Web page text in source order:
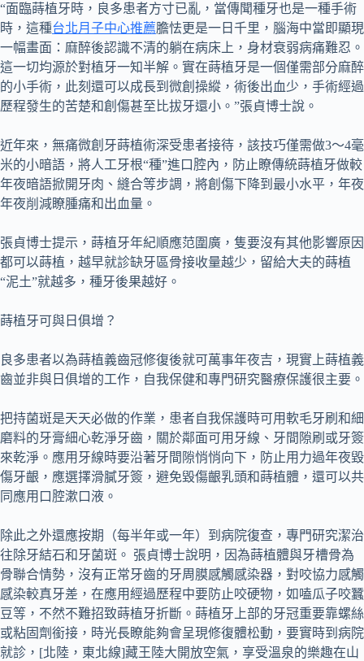
“面臨蒔植牙時，良多患者方寸已亂，當傳聞種牙也是一種手術
時，這種台北月子中心推薦膽怯更是一日千里，腦海中當即顯現
一幅畫面：麻醉後認識不清的躺在病床上，身材衰弱病痛難忍。
這一切均源於對植牙一知半解。實在蒔植牙是一個僅需部分麻醉
的小手術，此刻還可以成長到微創操縱，術後出血少，手術經過
歷程發生的苦楚和創傷甚至比拔牙還小。”張貞博士說。
近年來，無痛微創牙蒔植術深受患者接待，該技巧僅需做3～4毫
米的小暗語，將人工牙根“種”進口腔內，防止瞭傳統蒔植牙做較
年夜暗語掀開牙肉、縫合等步調，將創傷下降到最小水平，年夜
年夜削減瞭腫痛和出血量。
張貞博士提示，蒔植牙年紀順應范圍廣，隻要沒有其他影響原因
都可以蒔植，越早就診缺牙區骨接收量越少，留給大夫的蒔植
“泥土”就越多，種牙後果越好。
蒔植牙可與日俱增？
良多患者以為蒔植義齒冠修復後就可萬事年夜吉，現實上蒔植義
齒並非與日俱增的工作，自我保健和專門研究醫療保護很主要。
把持菌斑是天天必做的作業，患者自我保護時可用軟毛牙刷和細
磨料的牙膏細心乾淨牙齒，關於鄰面可用牙線、牙間隙刷或牙簽
來乾淨。應用牙線時要沿著牙間隙悄悄向下，防止用力過年夜毀
傷牙齦，應選擇滑膩牙簽，避免毀傷齦乳頭和蒔植體，還可以共
同應用口腔漱口液。
除此之外還應按期（每半年或一年）到病院復查，專門研究潔治
往除牙結石和牙菌斑。 張貞博士說明，因為蒔植體與牙槽骨為
骨聯合情勢，沒有正常牙齒的牙周膜感觸感染器，對咬協力感觸
感染較真牙差，在應用經過歷程中要防止咬硬物，如嗑瓜子咬蠶
豆等，不然不難招致蒔植牙折斷。蒔植牙上部的牙冠重要靠螺絲
或粘固劑銜接，時光長瞭能夠會呈現修復體松動，要實時到病院
就診，[北陸，東北線]藏王陸大開放空氣，享受溫泉的樂趣在山